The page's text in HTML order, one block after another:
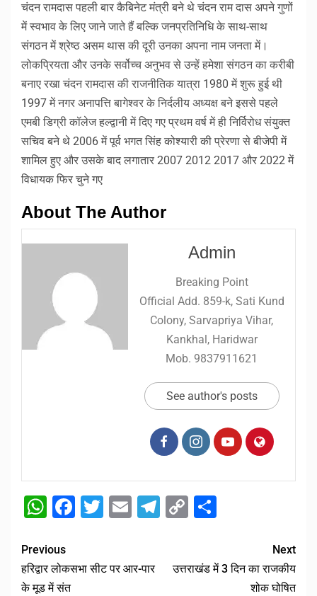
चंदन रामदास पहली बार कैबिनेट मंत्री बने थे चंदन राम दास अपने गुणों
में स्वभाव के लिए जाने जाते हैं बल्कि जनप्रतिनिधि के साथ-साथ
संगठन में श्रेष्ठ असम थास की दूरी उनका अपना नाम जनता में।
लोकप्रियता और उनके सर्वोच्च अनुभव से उन्हें हमेशा संगठन का करीबी
बनाए रखा चंदन रामदास की राजनीतिक यात्रा 1980 में शुरू हुई थी
1997 में नगर अनापत्ति बागेश्वर के निर्दलीय अध्यक्ष बने इससे पहले
एमबी डिग्री कॉलेज हल्द्वानी में दिए गए प्रथम वर्ष में ही निर्विरोध संयुक्त
सचिव बने थे 2006 में पूर्व भगत सिंह कोश्यारी की प्रेरणा से बीजेपी में
शामिल हुए और उसके बाद लगातार 2007 2012 2017 और 2022 में
विधायक फिर चुने गए
About The Author
Admin
Breaking Point
Official Add. 859-k, Sati Kund
Colony, Sarvapriya Vihar,
Kankhal, Haridwar
Mob. 9837911621
See author's posts
WhatsApp
Facebook
Twitter
EmailTelegram
Copy
Previous
हरिद्वार लोकसभा सीट पर आर-पार
के मूड में संत
Next
उत्तराखंड में 3 दिन का राजकीय
शोक घोषित